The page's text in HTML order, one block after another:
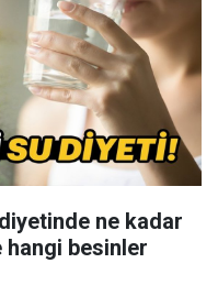
ne kadar
hangi besinler